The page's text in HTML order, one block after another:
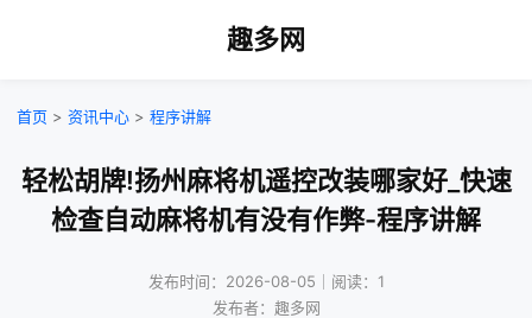
趣多网
首页 > 资讯中心 > 程序讲解
轻松胡牌!扬州麻将机遥控改装哪家好_快速
检查自动麻将机有没有作弊-程序讲解
发布时间：2026-08-05｜阅读：1
发布者：趣多网